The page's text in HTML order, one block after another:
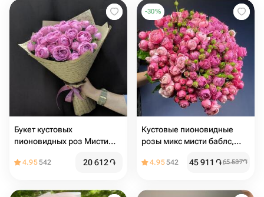
Букет кустовых
пионовидных роз Мисти
4.95542 20 612֏
-30%
Кустовые пионовидные
розы микс мисти баблс,
4.95542 45 911 ֏65 587֏